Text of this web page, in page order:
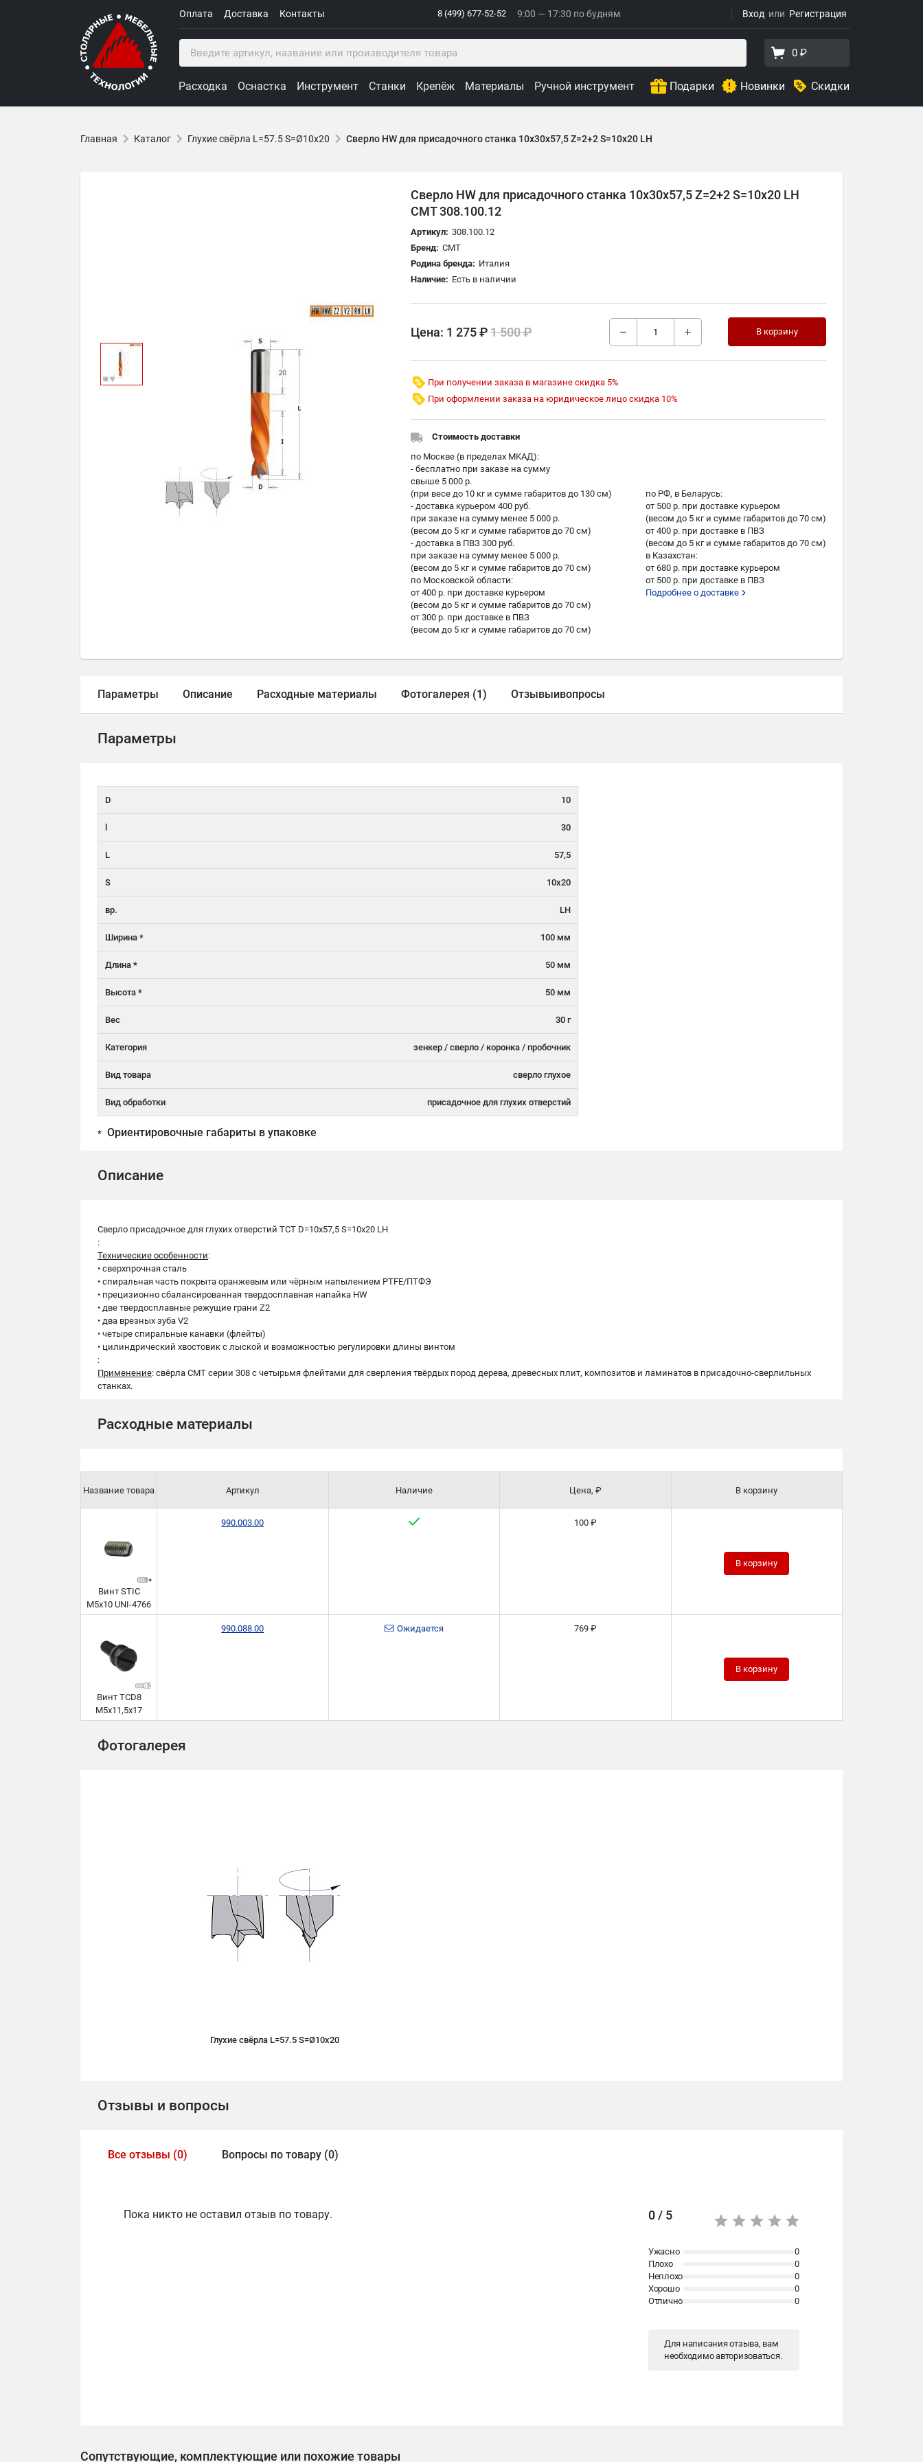
Оплата Доставка Контакты Вход Регистрация
8 (499) 677-52-52 9:00 — 17:30 по будням
0 ₽
Расходка Оснастка Инструмент Станки Крепёж Материалы Ручной инструмент Подарки Новинки Скидки
Главная Каталог Глухие свёрла L=57.5 S=Ø10x20 Сверло HW для присадочного станка 10x30x57,5 Z=2+2 S=10x20 LH
Сверло HW для присадочного станка 10x30x57,5 Z=2+2 S=10x20 LH
CMT 308.100.12
Артикул: 308.100.12
Бренд: CMT
Родина бренда: Италия
Наличие: Есть в наличии
Цена: 1 275 ₽1 500 ₽ В корзину
При получении заказа в магазине скидка 5%
При оформлении заказа на юридическое лицо скидка 10%
Стоимость доставки
по Москве (в пределах МKAД):
- бесплатно при заказе на сумму
свыше 5 000 р.
(при весе до 10 кг и сумме габаритов до 130 см)
- доставка курьером 400 руб.
при заказе на сумму менее 5 000 р.
(весом до 5 кг и сумме габаритов до 70 см)
- доставка в ПВЗ 300 руб.
при заказе на сумму менее 5 000 р.
(весом до 5 кг и сумме габаритов до 70 см)
по Московской области:
от 400 р. при доставке курьером
(весом до 5 кг и сумме габаритов до 70 см)
от 300 р. при доставке в ПВЗ
(весом до 5 кг и сумме габаритов до 70 см)
по РФ, в Беларусь:
от 500 р. при доставке курьером
(весом до 5 кг и сумме габаритов до 70 см)
от 400 р. при доставке в ПВЗ
(весом до 5 кг и сумме габаритов до 70 см)
в Казахстан:
от 680 р. при доставке курьером
от 500 р. при доставке в ПВЗ
Подробнее о доставке
Параметры Описание Расходные материалы Фотогалерея (1) Отзывыивопросы
Параметры
D 10
l 30
L 57,5
S 10x20
вр. LH
Ширина * 100 мм
Длина * 50 мм
Высота * 50 мм
Вес 30 г
Категория зенкер / сверло / коронка / пробочник
Вид товара сверло глухое
Вид обработки присадочное для глухих отверстий
* Ориентировочные габариты в упаковке
Описание
Сверло присадочное для глухих отверстий TCT D=10x57,5 S=10x20 LH
:
Технические особенности:
• cверхпрочная сталь
• cпиральная часть покрыта оранжевым или чёрным напылением PTFE/ПТФЭ
• прецизионно сбалансированная твердосплавная напайка HW
• две твердосплавные режущие грани Z2
• два врезных зуба V2
• четыре спиральные канавки (флейты)
• цилиндрический хвостовик с лыской и возможностью регулировки длины винтом
:
Применение: свёрла СМТ серии 308 с четырьмя флейтами для сверления твёрдых пород дерева, древесных плит, композитов и ламинатов в присадочно-сверлильных
станках.
Расходные материалы
Название товара
Винт STIC
M5x10 UNI-4766
Артикул
990.003.00
Наличие Цена, ₽
100 ₽
В корзину
В корзину
Винт TCD8
M5x11,5x17
990.088.00 Ожидается 769 ₽
В корзину
Фотогалерея
Глухие свёрла L=57.5 S=Ø10x20
Отзывы и вопросы
Все отзывы (0) Вопросы по товару (0)
Пока никто не оставил отзыв по товару. 0 / 5
Ужасно
0
Плохо
0
Неплохо
0
Хорошо
0
Отлично
0
Для написания отзыва, вам
необходимоавторизоваться.
Сопутствующие, комплектующие или похожие товары